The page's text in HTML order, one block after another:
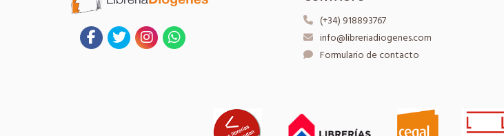
(+34) 918893767
info@libreriadiogenes.com
Formulario de contacto